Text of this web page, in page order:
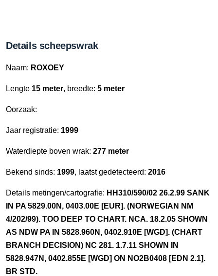
Details scheepswrak
Naam: ROXOEY
Lengte 15 meter, breedte: 5 meter
Oorzaak:
Jaar registratie: 1999
Waterdiepte boven wrak: 277 meter
Bekend sinds: 1999, laatst gedetecteerd: 2016
Details metingen/cartografie: HH310/590/02 26.2.99 SANK
IN PA 5829.00N, 0403.00E [EUR]. (NORWEGIAN NM
4/202/99). TOO DEEP TO CHART. NCA. 18.2.05 SHOWN
AS NDW PA IN 5828.960N, 0402.910E [WGD]. (CHART
BRANCH DECISION) NC 281. 1.7.11 SHOWN IN
5828.947N, 0402.855E [WGD] ON NO2B0408 [EDN 2.1].
BR STD.